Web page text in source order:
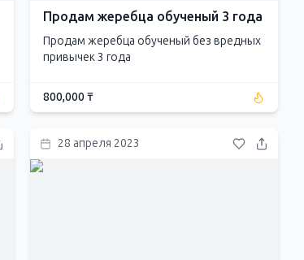
Продам жеребца обученый 3 года
Продам жеребца обученый без вредных
привычек 3 года
800,000 ₸
28 апреля 2023